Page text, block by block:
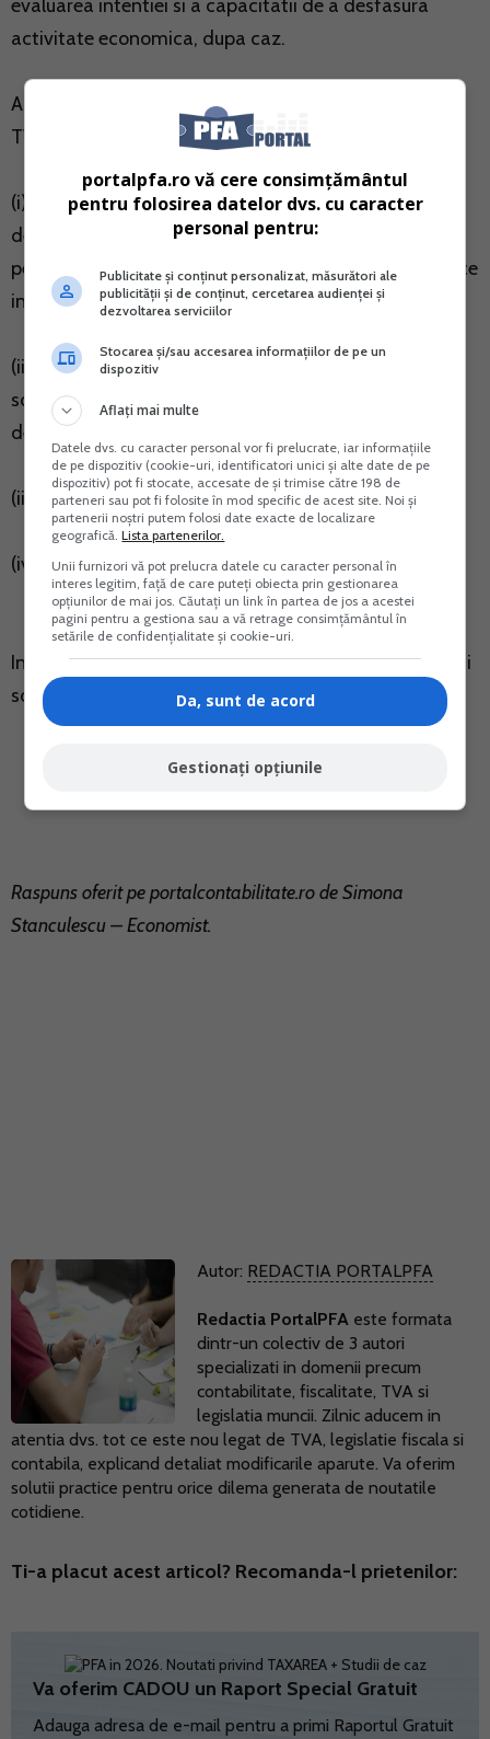
evaluarea intentiei si a capacitatii de a desfasura
activitate economica, dupa caz.
Astfel, in cazul PFA, pentru inregistrarea in scopuri de
TVA se vor depune urmatoarele documente:
(i) Declaratia 070 Declaratie de inregistrare fiscala /
declaratie de mentiuni/declaratie de radiere pentru
persoanele fizice care desfasoara activitati economice
in mod independent sau exercita profesii libere;
(ii) Jurnalul de vanzari pentru perioada anterioara
solicitarii codului de TVA (pentru a se verifica plafonul
de TVA – ca nu a fost depasit);
(iii) Registrul jurnal de incasari si plati;
(iv) Copie CUI PFA.
In functie de inspectorii care analizeaza dosarul, pot fi
solicitate si alte documente.
Raspuns oferit peportalcontabilitate.rode Simona
Stanculescu – Economist.
Autor: REDACTIA PORTALPFA
Redactia PortalPFA este formata
dintr-un colectiv de 3 autori
specializati in domenii precum
contabilitate, fiscalitate, TVA si
legislatia muncii. Zilnic aducem in
atentia dvs. tot ce este nou legat de TVA, legislatie fiscala si
contabila, explicand detaliat modificarile aparute. Va oferim
solutii practice pentru orice dilema generata de noutatile
cotidiene.
Ti-a placut acest articol? Recomanda-l prietenilor:
Va oferim CADOU un Raport Special Gratuit
Adauga adresa de e-mail pentru a primi Raportul Gratuit
portalpfa.ro vă cere consimțământul
pentru folosirea datelor dvs. cu caracter
personal pentru:
Publicitate și conținut personalizat, măsurători ale
publicității și de conținut, cercetarea audienței și
dezvoltarea serviciilor
Stocarea și/sau accesarea informațiilor de pe un
dispozitiv
Aflați mai multe
Datele dvs. cu caracter personal vor fi prelucrate, iar informațiile
de pe dispozitiv (cookie-uri, identificatori unici și alte date de pe
dispozitiv) pot fi stocate, accesate de și trimise către 198 de
parteneri sau pot fi folosite în mod specific de acest site. Noi și
partenerii noștri putem folosi date exacte de localizare
geografică.Lista partenerilor.
Unii furnizori vă pot prelucra datele cu caracter personal în
interes legitim, față de care puteți obiecta prin gestionarea
opțiunilor de mai jos. Căutați un link în partea de jos a acestei
pagini pentru a gestiona sau a vă retrage consimțământul în
setările de confidențialitate și cookie-uri.
Da, sunt de acord
Gestionați opțiunile